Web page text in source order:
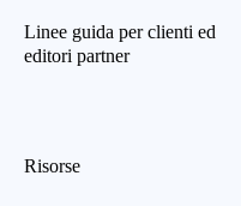
Linee guida per clienti ed
editori partner
Risorse